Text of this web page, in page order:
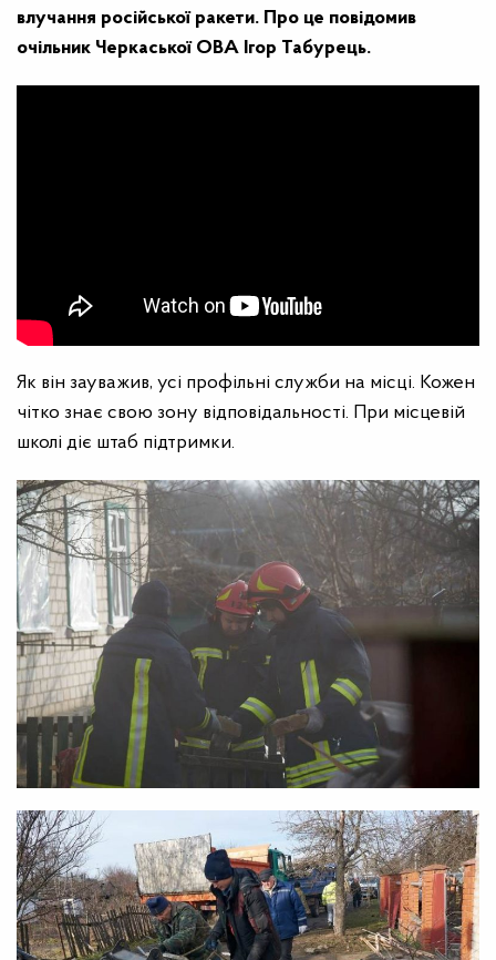
влучання російської ракети. Про це повідомив
очільник Черкаської ОВА Ігор Табурець.
Як він зауважив, усі профільні служби на місці. Кожен
чітко знає свою зону відповідальності. При місцевій
школі діє штаб підтримки.